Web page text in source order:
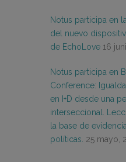
Notus participa en
del nuevo
de EchoLove 16
Notus participa en
Conference:
en I+D desde una
interseccional.
la base de
políticas. 25 mayo,